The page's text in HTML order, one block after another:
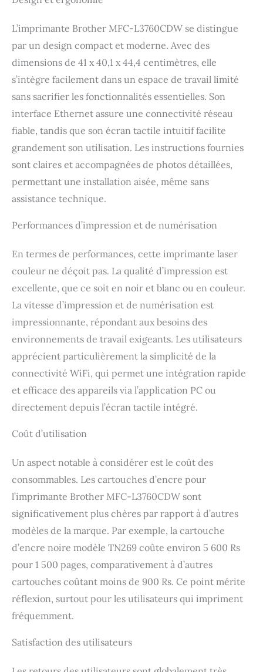
L’imprimante Brother MFC-L3760CDW se distingue
par un design compact et moderne. Avec des
dimensions de 41 x 40,1 x 44,4 centimètres, elle
s’intègre facilement dans un espace de travail limité
sans sacrifier les fonctionnalités essentielles. Son
interface Ethernet assure une connectivité réseau
fiable, tandis que son écran tactile intuitif facilite
grandement son utilisation. Les instructions fournies
sont claires et accompagnées de photos détaillées,
permettant une installation aisée, même sans
assistance technique.
Performances d’impression et de numérisation
En termes de performances, cette imprimante laser
couleur ne déçoit pas. La qualité d’impression est
excellente, que ce soit en noir et blanc ou en couleur.
La vitesse d’impression et de numérisation est
impressionnante, répondant aux besoins des
environnements de travail exigeants. Les utilisateurs
apprécient particulièrement la simplicité de la
connectivité WiFi, qui permet une intégration rapide
et efficace des appareils via l’application PC ou
directement depuis l’écran tactile intégré.
Coût d’utilisation
Un aspect notable à considérer est le coût des
consommables. Les cartouches d’encre pour
l’imprimante Brother MFC-L3760CDW sont
significativement plus chères par rapport à d’autres
modèles de la marque. Par exemple, la cartouche
d’encre noire modèle TN269 coûte environ 5 600 Rs
pour 1 500 pages, comparativement à d’autres
cartouches coûtant moins de 900 Rs. Ce point mérite
réflexion, surtout pour les utilisateurs qui impriment
fréquemment.
Satisfaction des utilisateurs